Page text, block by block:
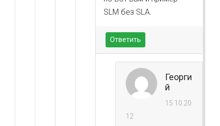
SLM без SLA.
Ответить
Георги
й
15.10.20
12